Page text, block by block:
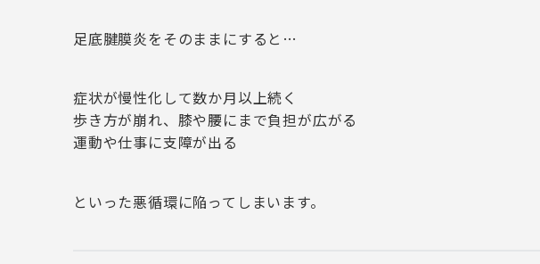
足底腱膜炎をそのままにすると…
症状が慢性化して数か月以上続く
歩き方が崩れ、膝や腰にまで負担が広がる
運動や仕事に支障が出る
といった悪循環に陥ってしまいます。